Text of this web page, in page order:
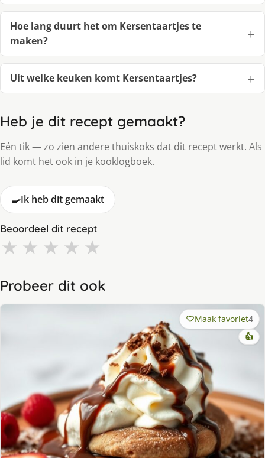
Hoe lang duurt het om Kersentaartjes te
maken?
Uit welke keuken komt Kersentaartjes?
Heb je dit recept gemaakt?
Eén tik — zo zien andere thuiskoks dat dit recept werkt. Als
lid komt het ook in je kooklogboek.
🍳Ik heb dit gemaakt
Beoordeel dit recept
★ ★ ★ ★ ★
Probeer dit ook
Maak favoriet4
👍